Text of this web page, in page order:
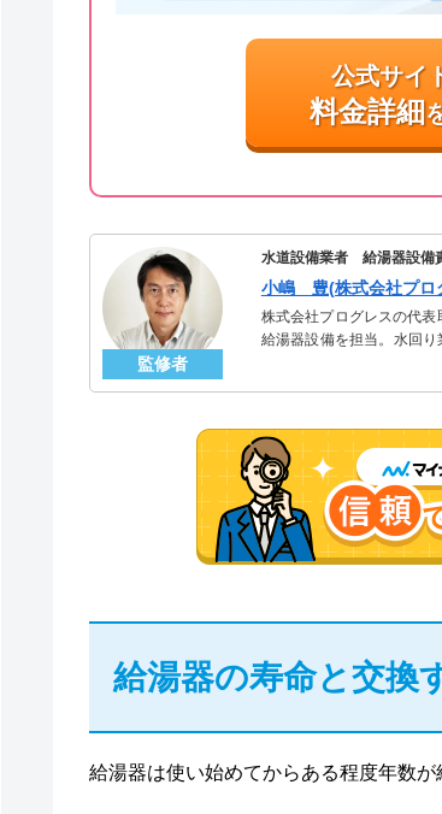
公式サイ
料金詳細
監修者
水道設備業者 給湯器設備
小嶋 豊(株式会社プロ
株式会社プログレスの代
給湯器設備を担当。水回
給湯器の寿命と交換
給湯器は使い始めてからある程度年数